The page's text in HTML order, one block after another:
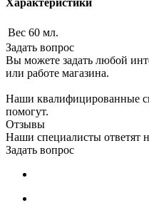
Характеристики
Вес 60 мл.
Задать вопрос
Вы можете задать любой
или работе магазина.
Наши квалифицированные
помогут.
Отзывы
Наши специалисты ответят
Задать вопрос